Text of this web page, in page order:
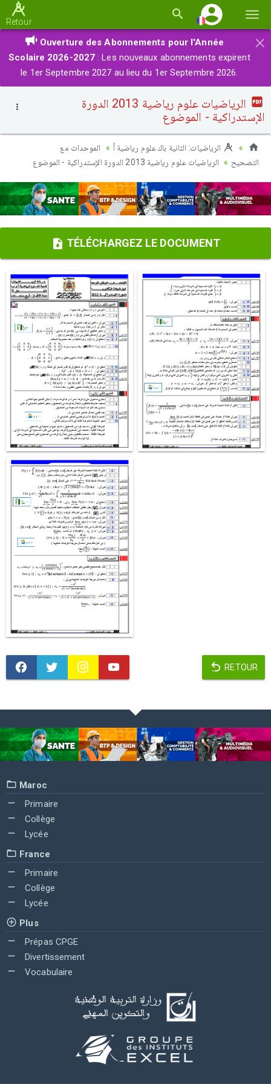
la
Retour
×
Ouverture des Abonnements pour l'Année
Scolaire 2026-2027 : Les nouveaux abonnements expirent
le 1er Septembre 2027 au lieu du 1er Septembre 2026.
الرياضيات علوم رياضية 2013 الدورة
الإستدراكية - الموضوع
الرياضيات: الثانية باك علوم رياضية أ
الموحدات مع
التصحيح
الرياضيات علوم رياضية 2013 الدورة الإستدراكية - الموضوع
TÉLÉCHARGEZ LE DOCUMENT
RETOUR
Maroc
Primaire
Collège
Lycée
France
Primaire
Collège
Lycée
Plus
Prépas CPGE
Divertissement
Vocabulaire